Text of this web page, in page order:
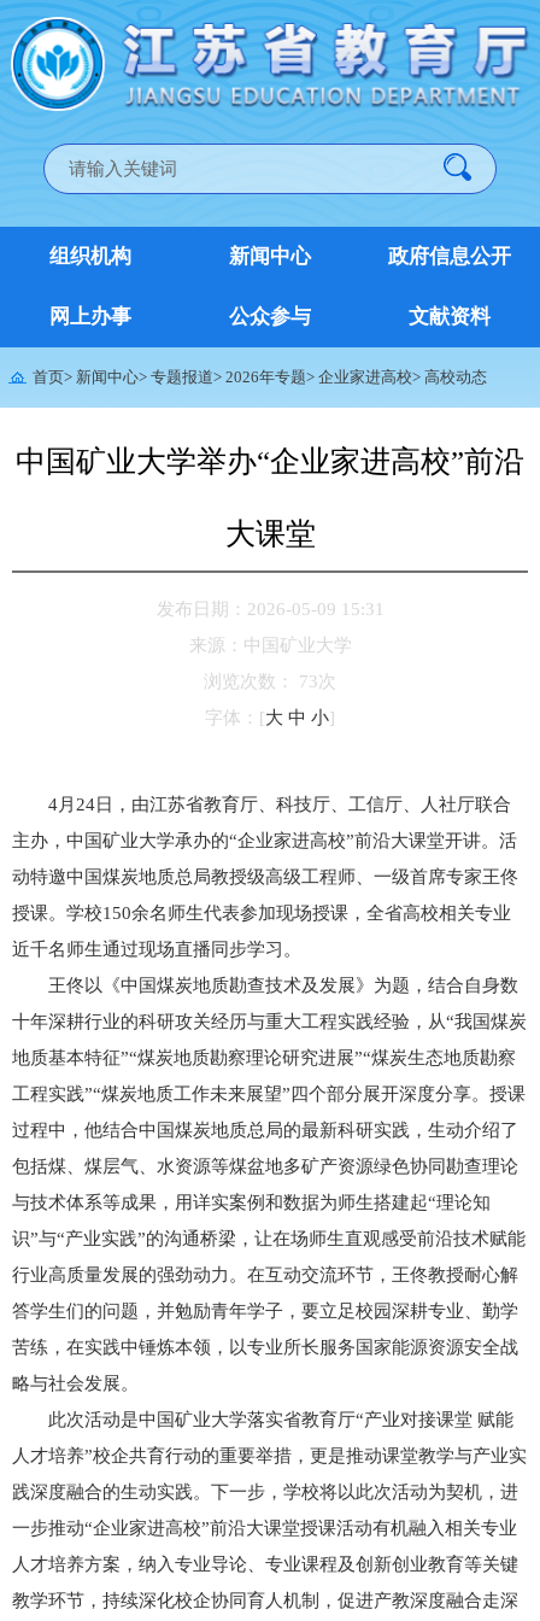
组织机构 新闻中心 政府信息公开
网上办事 公众参与 文献资料
首页> 新闻中心> 专题报道> 2026年专题> 企业家进高校> 高校动态
中国矿业大学举办“企业家进高校”前沿
大课堂
发布日期：2026-05-09 15:31
来源： 中国矿业大学
浏览次数：
73次
字体： [大 中 小]
4月24日，由江苏省教育厅、科技厅、工信厅、人社厅联合
主办，中国矿业大学承办的“企业家进高校”前沿大课堂开讲。活
动特邀中国煤炭地质总局教授级高级工程师、一级首席专家王佟
授课。学校150余名师生代表参加现场授课，全省高校相关专业
近千名师生通过现场直播同步学习。
王佟以《中国煤炭地质勘查技术及发展》为题，结合自身数
十年深耕行业的科研攻关经历与重大工程实践经验，从“我国煤炭
地质基本特征”“煤炭地质勘察理论研究进展”“煤炭生态地质勘察
工程实践”“煤炭地质工作未来展望”四个部分展开深度分享。授课
过程中，他结合中国煤炭地质总局的最新科研实践，生动介绍了
包括煤、煤层气、水资源等煤盆地多矿产资源绿色协同勘查理论
与技术体系等成果，用详实案例和数据为师生搭建起“理论知
识”与“产业实践”的沟通桥梁，让在场师生直观感受前沿技术赋能
行业高质量发展的强劲动力。在互动交流环节，王佟教授耐心解
答学生们的问题，并勉励青年学子，要立足校园深耕专业、勤学
苦练，在实践中锤炼本领，以专业所长服务国家能源资源安全战
略与社会发展。
此次活动是中国矿业大学落实省教育厅“产业对接课堂 赋能
人才培养”校企共育行动的重要举措，更是推动课堂教学与产业实
践深度融合的生动实践。下一步，学校将以此次活动为契机，进
一步推动“企业家进高校”前沿大课堂授课活动有机融入相关专业
人才培养方案，纳入专业导论、专业课程及创新创业教育等关键
教学环节，持续深化校企协同育人机制，促进产教深度融合走深